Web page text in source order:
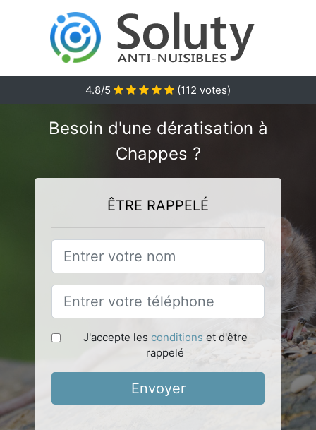
4.8/5 (112 votes)
Besoin d'une dératisation à
Chappes ?
ÊTRE RAPPELÉ
J'accepte les conditions et d'être
rappelé
Envoyer